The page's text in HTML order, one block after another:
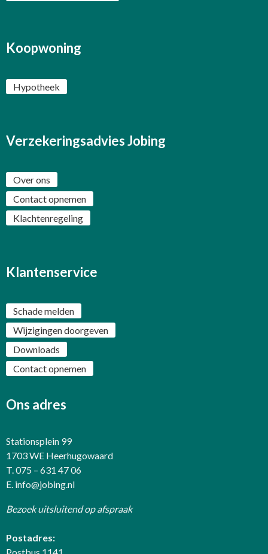
Koopwoning
Hypotheek
Verzekeringsadvies Jobing
Over ons
Contact opnemen
Klachtenregeling
Klantenservice
Schade melden
Wijzigingen doorgeven
Downloads
Contact opnemen
Ons adres
Stationsplein 99
1703 WE Heerhugowaard
T. 075 – 631 47 06
E. info@jobing.nl
Bezoek uitsluitend op afspraak
Postadres: